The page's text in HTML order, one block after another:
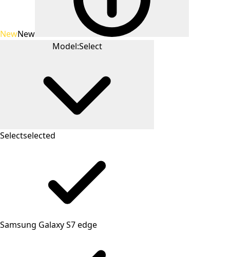
NewNew
Model:Select
Selectselected
Samsung Galaxy S7 edge